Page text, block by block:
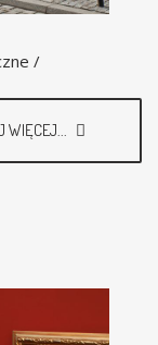
/
WIĘCEJ...